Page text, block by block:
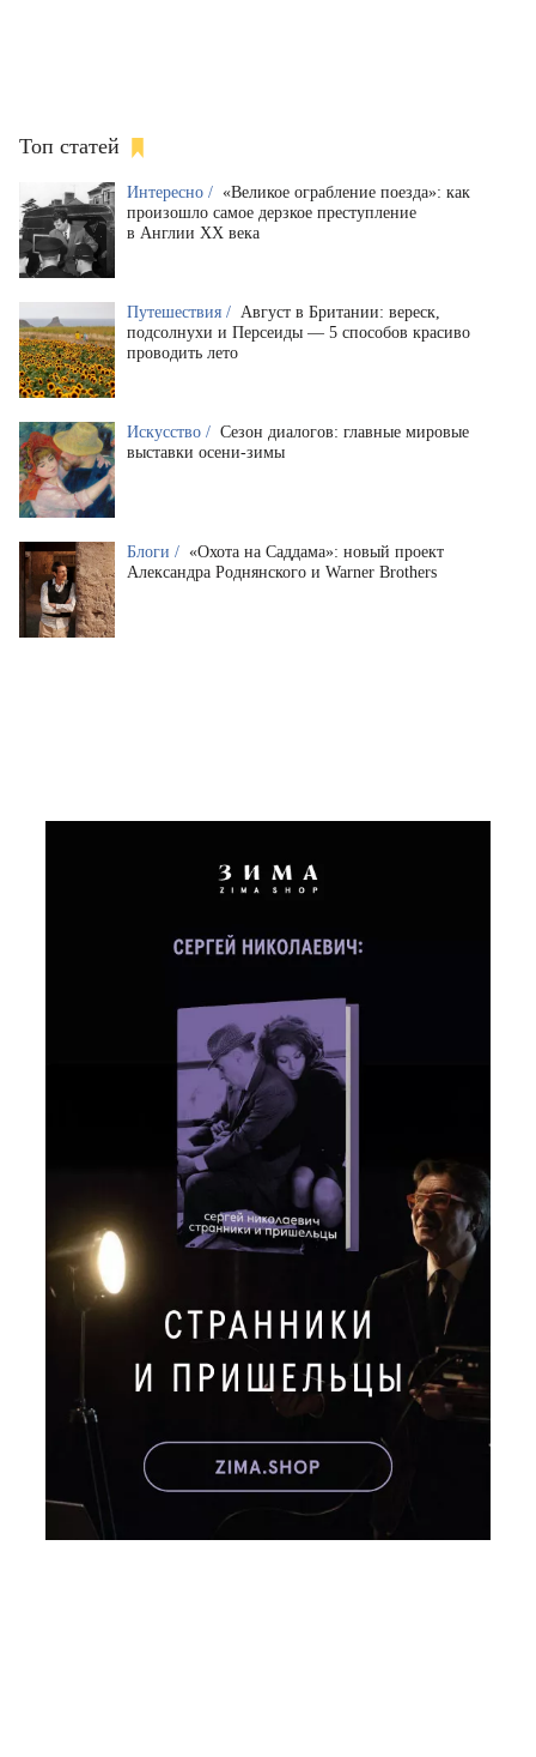
Топ статей
Интересно / «Великое ограбление поезда»: как
произошло самое дерзкое преступление
в Англии XX века
Путешествия / Август в Британии: вереск,
подсолнухи и Персеиды — 5 способов красиво
проводить лето
Искусство / Сезон диалогов: главные мировые
выставки осени-зимы
Блоги / «Охота на Саддама»: новый проект
Александра Роднянского и Warner Brothers